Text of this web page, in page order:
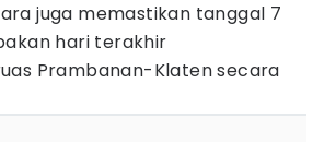
juga memastikan tanggal 7
hari terakhir
Prambanan-Klaten secara